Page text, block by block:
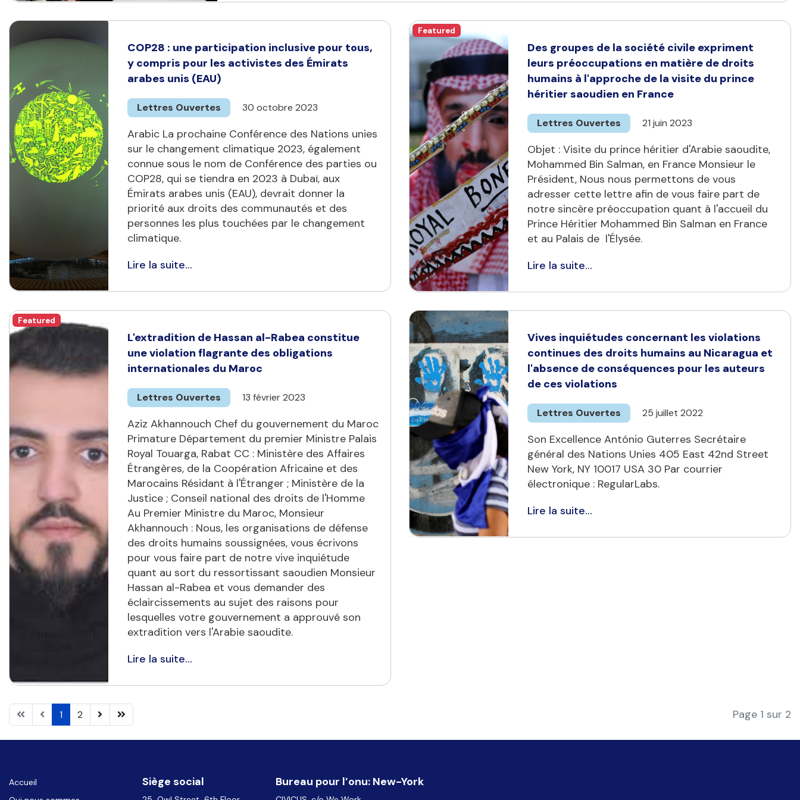
COP28 : une participation inclusive pour tous,
y compris pour les activistes des Émirats
arabes unis (EAU)
Lettres Ouvertes 30 octobre 2023
Arabic La prochaine Conférence des Nations unies
sur le changement climatique 2023, également
connue sous le nom de Conférence des parties ou
COP28, qui se tiendra en 2023 à Dubaï, aux
Émirats arabes unis (EAU), devrait donner la
priorité aux droits des communautés et des
personnes les plus touchées par le changement
climatique.
Lire la suite...
Featured
Des groupes de la société civile expriment
leurs préoccupations en matière de droits
humains à l'approche de la visite du prince
héritier saoudien en France
Lettres Ouvertes 21 juin 2023
Objet : Visite du prince héritier d'Arabie saoudite,
Mohammed Bin Salman, en France Monsieur le
Président, Nous nous permettons de vous
adresser cette lettre afin de vous faire part de
notre sincère préoccupation quant à l'accueil du
Prince Héritier Mohammed Bin Salman en France
et au Palais de l'Élysée.
Lire la suite...
Featured
L'extradition de Hassan al-Rabea constitue
une violation flagrante des obligations
internationales du Maroc
Lettres Ouvertes 13 février 2023
Aziz Akhannouch Chef du gouvernement du Maroc
Primature Département du premier Ministre Palais
Royal Touarga, Rabat CC : Ministère des Affaires
Étrangères, de la Coopération Africaine et des
Marocains Résidant à l'Étranger ; Ministère de la
Justice ; Conseil national des droits de l'Homme
Au Premier Ministre du Maroc, Monsieur
Akhannouch : Nous, les organisations de défense
des droits humains soussignées, vous écrivons
pour vous faire part de notre vive inquiétude
quant au sort du ressortissant saoudien Monsieur
Hassan al-Rabea et vous demander des
éclaircissements au sujet des raisons pour
lesquelles votre gouvernement a approuvé son
extradition vers l'Arabie saoudite.
Lire la suite...
Vives inquiétudes concernant les violations
continues des droits humains au Nicaragua et
l'absence de conséquences pour les auteurs
de ces violations
Lettres Ouvertes 25 juillet 2022
Son Excellence António Guterres Secrétaire
général des Nations Unies 405 East 42nd Street
New York, NY 10017 USA 30 Par courrier
électronique : RegularLabs.
Lire la suite...
1 2 Page 1 sur 2
Accueil
Siège social Bureau pour l’onu: New-York